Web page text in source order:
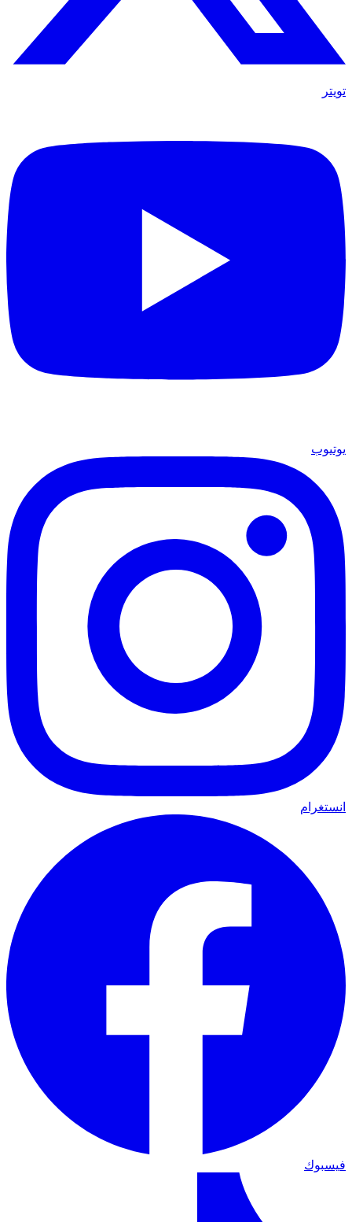
تويتر
يوتيوب
انستغرام
فيسبوك